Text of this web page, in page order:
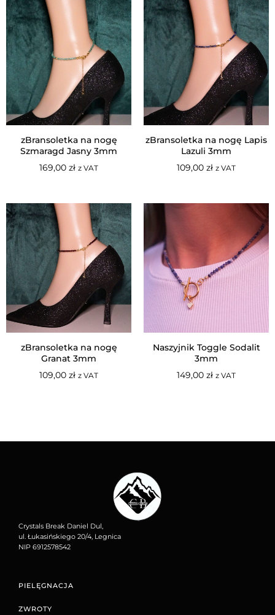
zBransoletka na nogę
Szmaragd Jasny 3mm
169,00 zł z VAT
zBransoletka na nogę Lapis
Lazuli 3mm
109,00 zł z VAT
zBransoletka na nogę
Granat 3mm
109,00 zł z VAT
Naszyjnik Toggle Sodalit
3mm
149,00 zł z VAT
Crystals Break Daniel Dul,
ul. Łukasińskiego 20/4, Legnica
NIP 6912578542
PIELĘGNACJA
ZWROTY